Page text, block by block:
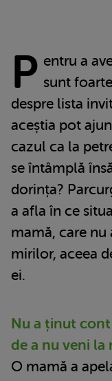
P entru a
sunt
despre lista
aceștia pot
cazul ca la
se întâmplă
dorința?
a afla în ce
mamă, care
mirilor, aceea
ei.
Nu a ținut
de a nu veni
O mamă a